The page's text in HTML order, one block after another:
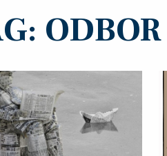
ODBOR